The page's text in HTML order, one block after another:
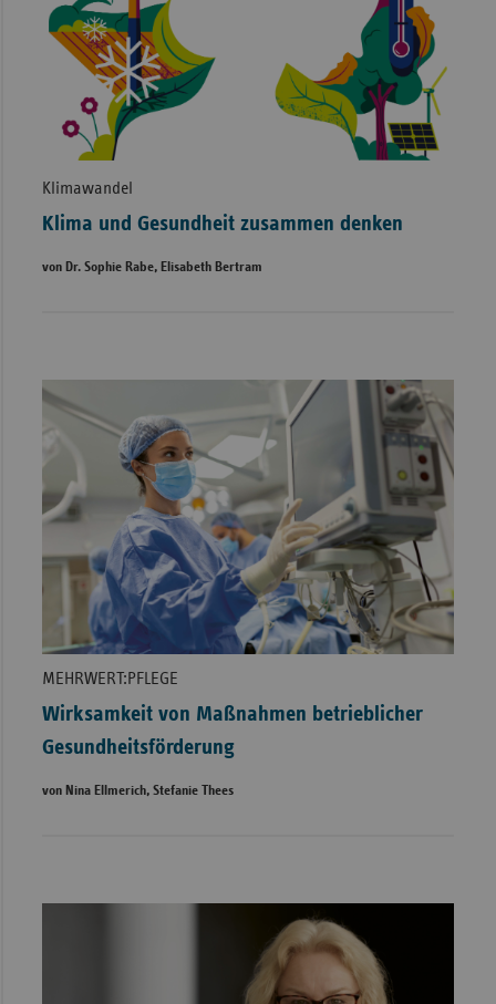
Klimawandel
Klima und Gesundheit zusammen denken
von Dr. Sophie Rabe, Elisabeth Bertram
MEHRWERT:PFLEGE
Wirksamkeit von Maßnahmen betrieblicher
Gesundheitsförderung
von Nina Ellmerich, Stefanie Thees